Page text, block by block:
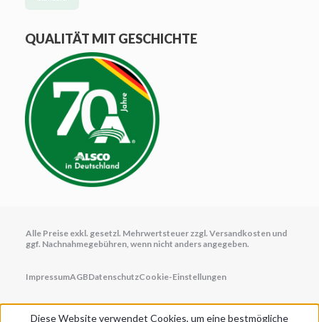
QUALITÄT MIT GESCHICHTE
ImpressumAGBDatenschutzCookie-Einstellungen
Alle Preise exkl. gesetzl. Mehrwertsteuer zzgl. Versandkosten und
ggf. Nachnahmegebühren, wenn nicht anders angegeben.
Diese Website verwendet Cookies, um eine bestmögliche